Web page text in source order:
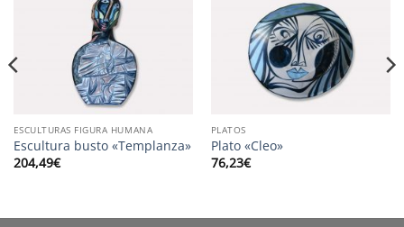
ESCULTURAS FIGURA HUMANA
Escultura busto «Templanza»
204,49€
PLATOS
Plato «Cleo»
76,23€